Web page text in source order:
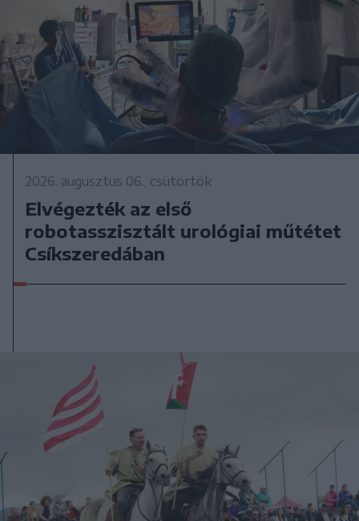
2026. augusztus 06., csütörtök
Elvégezték az első
robotasszisztált urológiai műtétet
Csíkszeredában